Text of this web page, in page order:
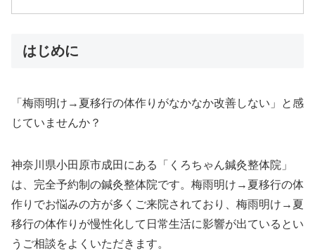
はじめに
「梅雨明け→夏移行の体作りがなかなか改善しない」と感
じていませんか？
神奈川県小田原市成田にある「くろちゃん鍼灸整体院」
は、完全予約制の鍼灸整体院です。梅雨明け→夏移行の体
作りでお悩みの方が多くご来院されており、梅雨明け→夏
移行の体作りが慢性化して日常生活に影響が出ているとい
うご相談をよくいただきます。